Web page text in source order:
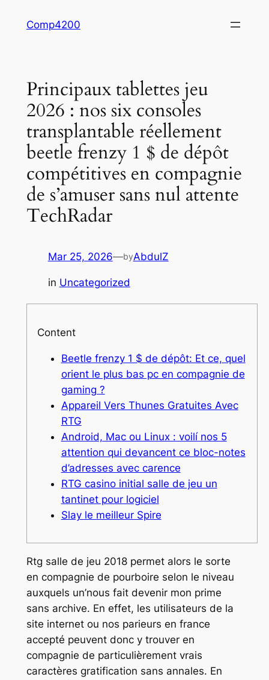
Comp4200
Principaux tablettes jeu
2026 : nos six consoles
transplantable réellement
beetle frenzy 1 $ de dépôt
compétitives en compagnie
de s’amuser sans nul attente
TechRadar
Mar 25, 2026—byAbdulZ
in Uncategorized
Content
Beetle frenzy 1 $ de dépôt: Et ce, quel
orient le plus bas pc en compagnie de
gaming ?
Appareil Vers Thunes Gratuites Avec
RTG
Android, Mac ou Linux : voilí nos 5
attention qui devancent ce bloc-notes
d’adresses avec carence
RTG casino initial salle de jeu un
tantinet pour logiciel
Slay le meilleur Spire
Rtg salle de jeu 2018 permet alors le sorte
en compagnie de pourboire selon le niveau
auxquels un’nous fait devenir mon prime
sans archive. En effet, les utilisateurs de la
site internet ou nos parieurs en france
accepté peuvent donc y trouver en
compagnie de particulièrement vrais
caractères gratification sans annales. En